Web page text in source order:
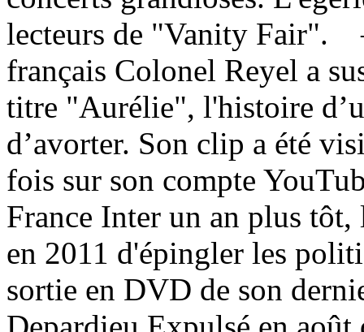
lecteurs de "Vanity Fair".
français Colonel Reyel a
titre "Aurélie", l'histoire
d’avorter. Son clip a été
fois sur son compte
France Inter un an plus
en 2011 d'épingler les
sortie en DVD de son